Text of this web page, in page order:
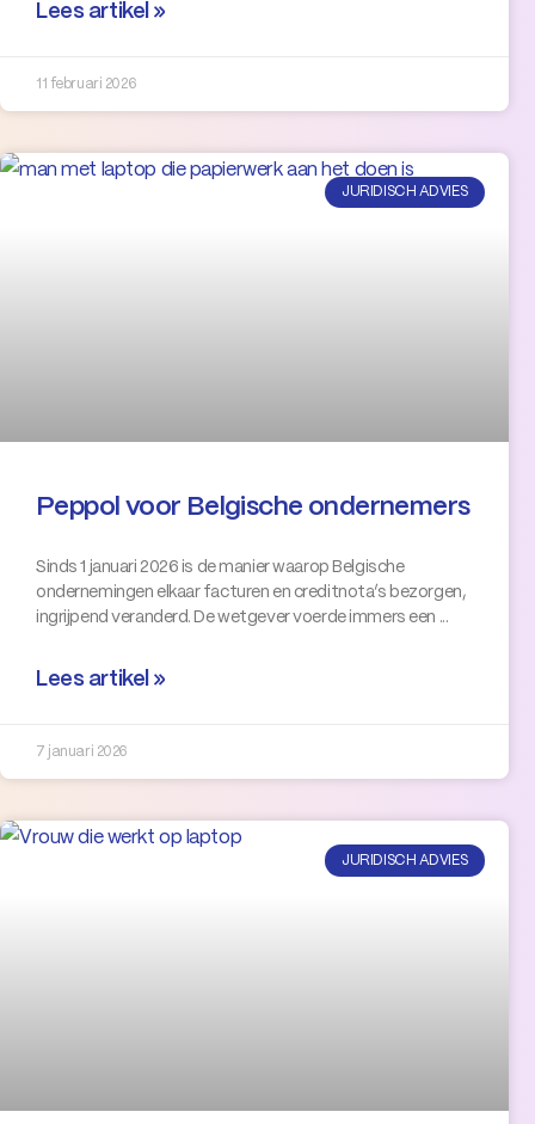
Lees artikel »
11 februari 2026
JURIDISCH ADVIES
Peppol voor Belgische ondernemers
Sinds 1 januari 2026 is de manier waarop Belgische
ondernemingen elkaar facturen en creditnota’s bezorgen,
ingrijpend veranderd. De wetgever voerde immers een
Lees artikel »
7 januari 2026
JURIDISCH ADVIES